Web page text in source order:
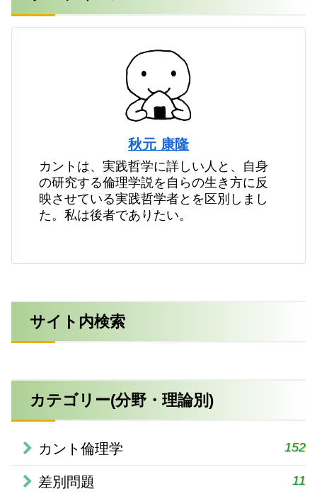
秋元 康隆
カントは、実践哲学に詳しい人と、自身
の研究する倫理学説を自らの生き方に反
映させている実践哲学者とを区別しまし
た。私は後者でありたい。
サイト内検索
カテゴリー(分野・理論別)
カント倫理学 152
差別問題 11